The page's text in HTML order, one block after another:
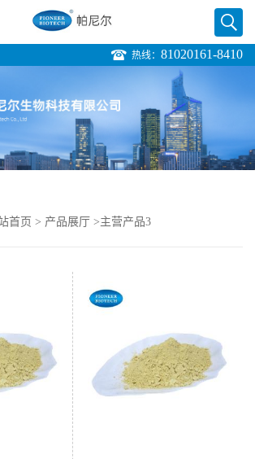
热线： 81020161-8410
首页 > 产品展厅 >主营产品3